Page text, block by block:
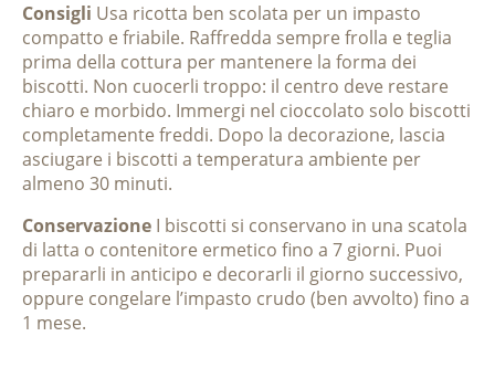
Consigli Usa ricotta ben scolata per un impasto
compatto e friabile. Raffredda sempre frolla e teglia
prima della cottura per mantenere la forma dei
biscotti. Non cuocerli troppo: il centro deve restare
chiaro e morbido. Immergi nel cioccolato solo biscotti
completamente freddi. Dopo la decorazione, lascia
asciugare i biscotti a temperatura ambiente per
almeno 30 minuti.
Conservazione I biscotti si conservano in una scatola
di latta o contenitore ermetico fino a 7 giorni. Puoi
prepararli in anticipo e decorarli il giorno successivo,
oppure congelare l’impasto crudo (ben avvolto) fino a
1 mese.